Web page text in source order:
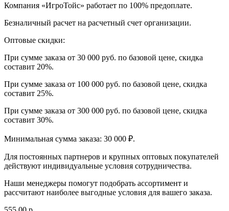
Компания «ИгроТойс» работает по 100% предоплате.
Безналичный расчет на расчетный счет организации.
Оптовые скидки:
При сумме заказа от 30 000 руб. по базовой цене, скидка
составит 20%.
При сумме заказа от 100 000 руб. по базовой цене, скидка
составит 25%.
При сумме заказа от 300 000 руб. по базовой цене, скидка
составит 30%.
Минимальная сумма заказа: 30 000 ₽.
Для постоянных партнеров и крупных оптовых покупателей
действуют индивидуальные условия сотрудничества.
Наши менеджеры помогут подобрать ассортимент и
рассчитают наиболее выгодные условия для вашего заказа.